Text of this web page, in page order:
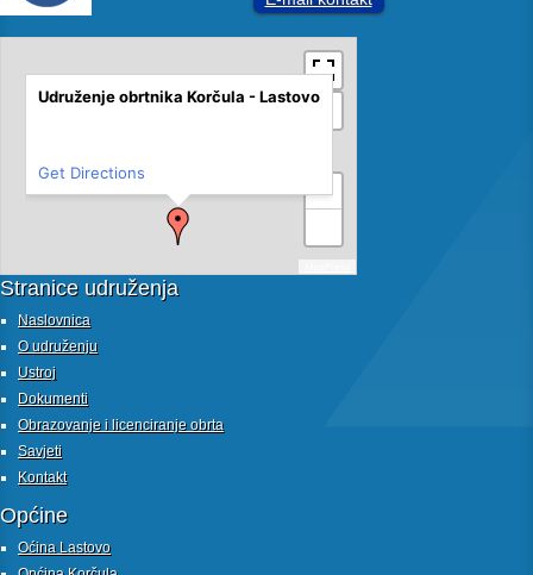
+
Udruženje obrtnika Korčula - Lastovo
Get Directions
Stranice udruženja
Naslovnica
O udruženju
Ustroj
Dokumenti
Obrazovanje i licenciranje obrta
Savjeti
Kontakt
Općine
Oćina Lastovo